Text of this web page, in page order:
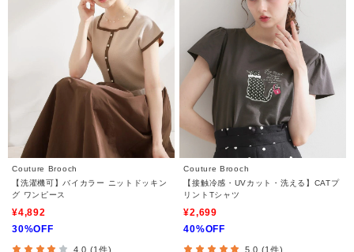
Couture Brooch
【洗濯機可】バイカラー ニットドッキン
グ ワンピース
¥4,892
30%OFF
4.0 (1件)
Couture Brooch
【接触冷感・UVカット・洗える】CATプ
リントTシャツ
¥2,699
40%OFF
5.0 (1件)